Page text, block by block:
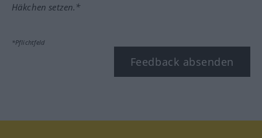
Häkchen setzen.*
*Pflichtfeld
Feedback absenden